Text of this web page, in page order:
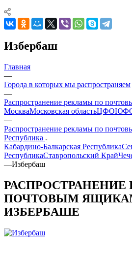
Избербаш
Главная
—
Города в которых мы распространяем
—
Распространение рекламы по
МоскваМосковская областьЦФО
—
Распространение рекламы по
Республика
Кабардино-Балкарская Республика
РеспубликаСтавропольский Край
—Избербаш
РАСПРОСТРАНЕНИЕ
ПОЧТОВЫМ
ИЗБЕРБАШЕ